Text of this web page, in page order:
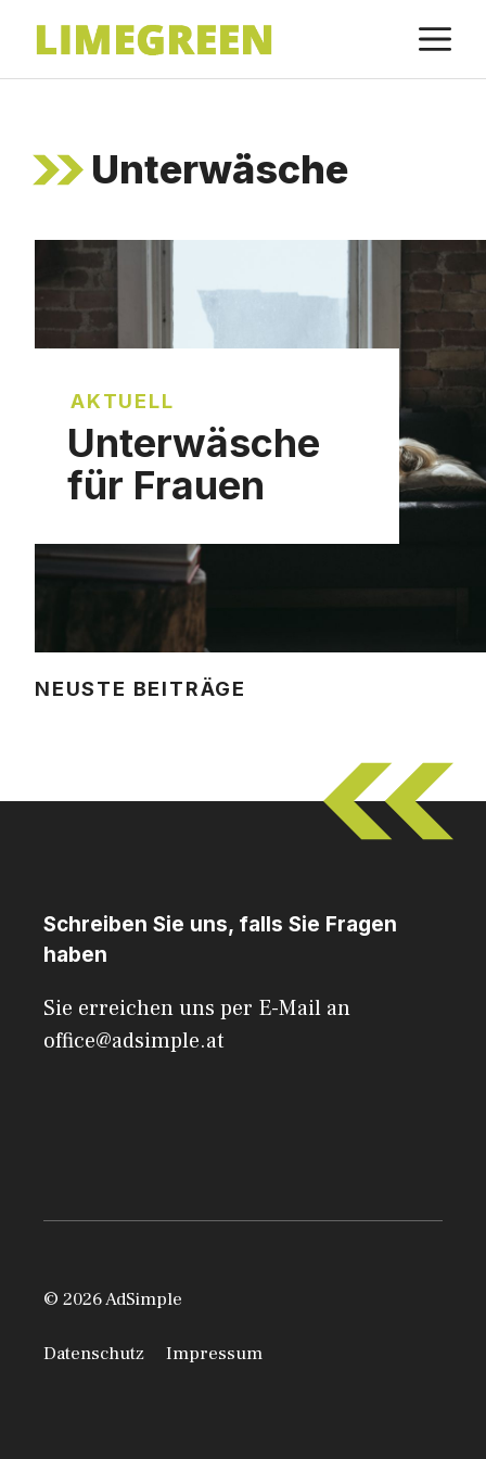
Inhalt
springen
Unterwäsche
AKTUELL
Unterwäsche
für Frauen
NEUSTE BEITRÄGE
Schreiben Sie uns, falls Sie Fragen
haben
Sie erreichen uns per E-Mail an
office@adsimple.at
© 2026 AdSimple
Datenschutz Impressum